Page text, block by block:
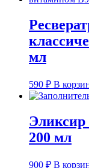
мл
590 ₽ В
Эликсир
200 мл
900 ₽ В